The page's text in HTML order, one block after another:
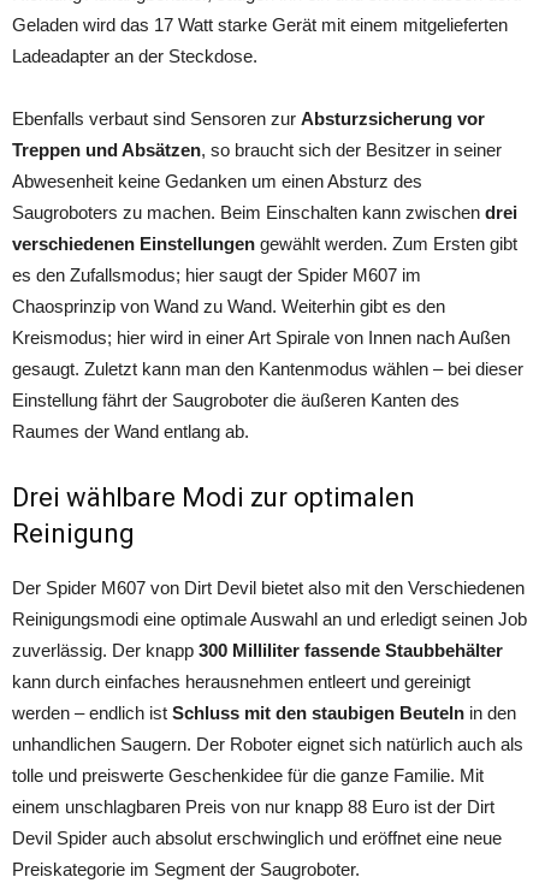
Geladen wird das 17 Watt starke Gerät mit einem mitgelieferten
Ladeadapter an der Steckdose.
Ebenfalls verbaut sind Sensoren zur Absturzsicherung vor
Treppen und Absätzen, so braucht sich der Besitzer in seiner
Abwesenheit keine Gedanken um einen Absturz des
Saugroboters zu machen. Beim Einschalten kann zwischen drei
verschiedenen Einstellungen gewählt werden. Zum Ersten gibt
es den Zufallsmodus; hier saugt der Spider M607 im
Chaosprinzip von Wand zu Wand. Weiterhin gibt es den
Kreismodus; hier wird in einer Art Spirale von Innen nach Außen
gesaugt. Zuletzt kann man den Kantenmodus wählen – bei dieser
Einstellung fährt der Saugroboter die äußeren Kanten des
Raumes der Wand entlang ab.
Drei wählbare Modi zur optimalen
Reinigung
Der Spider M607 von Dirt Devil bietet also mit den Verschiedenen
Reinigungsmodi eine optimale Auswahl an und erledigt seinen Job
zuverlässig. Der knapp 300 Milliliter fassende Staubbehälter
kann durch einfaches herausnehmen entleert und gereinigt
werden – endlich ist Schluss mit den staubigen Beuteln in den
unhandlichen Saugern. Der Roboter eignet sich natürlich auch als
tolle und preiswerte Geschenkidee für die ganze Familie. Mit
einem unschlagbaren Preis von nur knapp 88 Euro ist der Dirt
Devil Spider auch absolut erschwinglich und eröffnet eine neue
Preiskategorie im Segment der Saugroboter.